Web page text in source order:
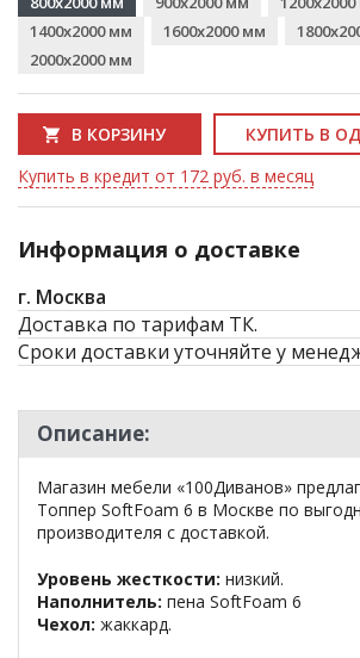
1400x2000 мм
1600x2000 мм
2000x2000 мм
В КОРЗИНУ
КУПИТЬ В
Купить в кредит от 172 руб. в месяц
Информация о доставке
г. Москва
Доставка по тарифам ТК.
Сроки доставки уточняйте у
Описание:
Магазин мебели «100Диванов»
Топпер SoftFoam 6 в Москве по
производителя с доставкой.
Уровень жесткости: низкий.
Наполнитель: пена SoftFoam 6
Чехол: жаккард.